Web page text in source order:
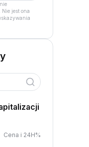
jest ona
Cena i 24H%